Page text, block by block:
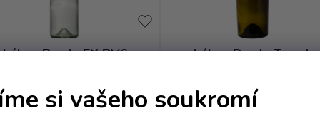
si vašeho soukromí
Láhev Bordo EX BVS
Skladem
Láhev Bordo Trendy
RG
Skladem